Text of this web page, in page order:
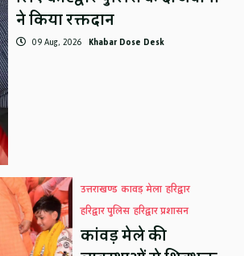
ने किया रक्तदान
09 Aug, 2026 Khabar Dose Desk
उत्तराखण्ड कावड़ मेला हरिद्वार
हरिद्वार पुलिस हरिद्वार प्रशासन
कांवड़ मेले की